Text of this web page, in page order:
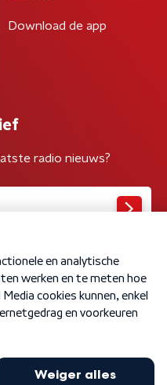
Download de app
radio nieuws?